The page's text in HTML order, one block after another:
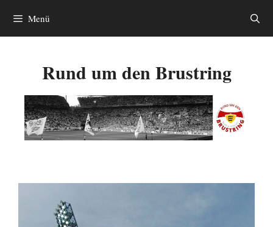
Inhalt
springen
Menü
Rund um den Brustring